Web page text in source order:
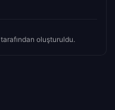
tarafından oluşturuldu.